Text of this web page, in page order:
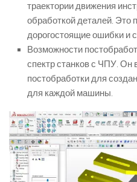
траектории движения
обработкой деталей. Это
дорогостоящие ошибки и
Возможности
спектр станков с ЧПУ. Он
постобработки для
для каждой машины.